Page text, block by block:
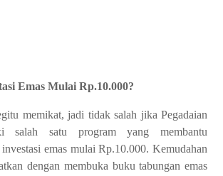
Emas Mulai Rp.10.000?
memikat, jadi tidak salah jika Pegadaian
salah satu program yang membantu
emas mulai Rp.10.000. Kemudahan
dengan membuka buku tabungan emas